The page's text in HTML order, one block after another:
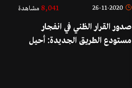
26-11-2020
8,041 مشاهدة
صدور القرار الظني في انفجار
مستودع الطريق الجديدة: أحيل